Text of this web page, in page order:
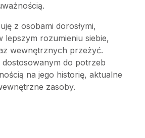
z osobami dorosłymi,
lepszym rozumieniu siebie,
wewnętrznych przeżyć.
dostosowanym do potrzeb
na jego historię, aktualne
zasoby.